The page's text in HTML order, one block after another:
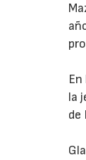
la
de